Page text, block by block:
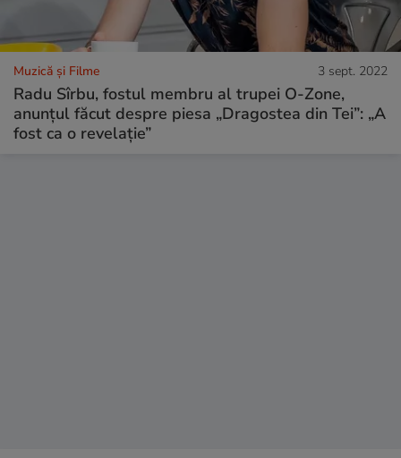
Muzică și Filme 3 sept. 2022
Radu Sîrbu, fostul membru al trupei O-Zone,
anunțul făcut despre piesa „Dragostea din Tei”: „A
fost ca o revelație”